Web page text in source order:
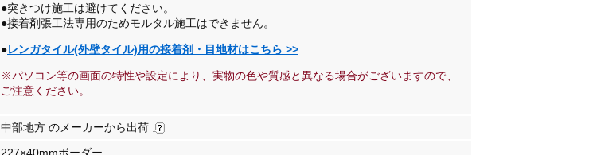
●突きつけ施工は避けてください。
●接着剤張工法専用のためモルタル施工はできません。
●レンガタイル(外壁タイル)用の接着剤・目地材はこちら >>
※パソコン等の画面の特性や設定により、実物の色や質感と異なる場合がございますので、
ご注意ください。
中部地方 のメーカーから出荷